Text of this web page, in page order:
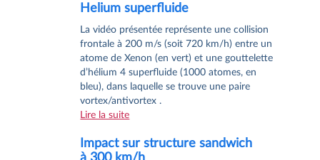
Helium superfluide
La vidéo présentée représente une collision
frontale à 200 m/s (soit 720 km/h) entre un
atome de Xenon (en vert) et une gouttelette
d’hélium 4 superfluide (1000 atomes, en
bleu), dans laquelle se trouve une paire
vortex/antivortex .
Lire la suite
Impact sur structure sandwich